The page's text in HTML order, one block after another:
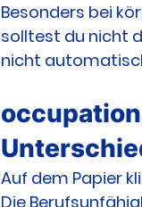
Besonders bei
solltest du nicht
nicht
Auf dem Papier
Die